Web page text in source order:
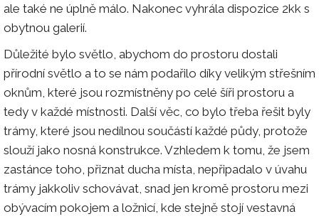
ale také ne úplně málo. Nakonec vyhrála dispozice 2kk s
obytnou galerií.
Důležité bylo světlo, abychom do prostoru dostali
přírodní světlo a to se nám podařilo díky velikým střešním
oknům, které jsou rozmístněny po celé šíři prostoru a
tedy v každé místnosti. Další věc, co bylo třeba řešit byly
trámy, které jsou nedílnou součástí každé půdy, protože
slouží jako nosná konstrukce. Vzhledem k tomu, že jsem
zastánce toho, přiznat ducha místa, nepřipadalo v úvahu
trámy jakkoliv schovávat, snad jen kromě prostoru mezi
obývacím pokojem a ložnicí, kde stejně stojí vestavná